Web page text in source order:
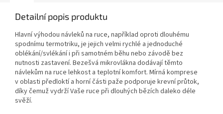
Detailní popis produktu
Hlavní výhodou návleků na ruce, například oproti dlouhému
spodnímu termotriku, je jejich velmi rychlé a jednoduché
oblékání/svlékání i při samotném běhu nebo závodě bez
nutnosti zastavení. Bezešvá mikrovlákna dodávají těmto
návlekům na ruce lehkost a teplotní komfort. Mírná komprese
v oblasti předloktí a horní části paže podporuje krevní průtok,
díky čemuž vydrží Vaše ruce při dlouhých bězích daleko déle
svěží.